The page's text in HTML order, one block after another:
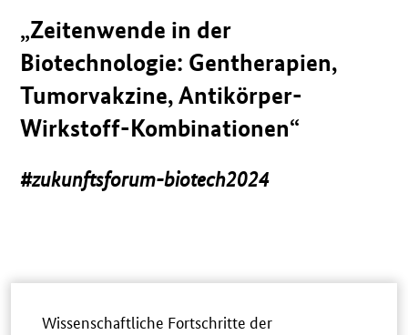
„Zeitenwende in der
Biotechnologie: Gentherapien,
Tumorvakzine, Antikörper-
Wirkstoff-Kombinationen“
#zukunftsforum-biotech2024
Wissenschaftliche Fortschritte der